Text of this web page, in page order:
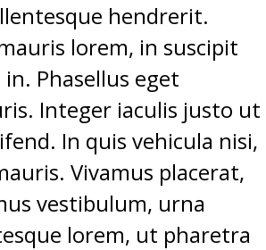
hendrerit.
lorem, in suscipit
Phasellus eget
Integer iaculis justo ut
In quis vehicula nisi,
Vivamus placerat,
vestibulum, urna
lorem, ut pharetra